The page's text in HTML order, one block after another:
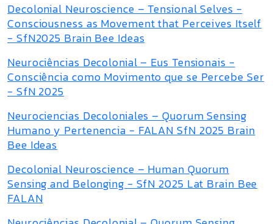
Decolonial Neuroscience – Tensional Selves -
Consciousness as Movement that Perceives Itself
- SfN2025 Brain Bee Ideas
Neurociências Decolonial – Eus Tensionais -
Consciência como Movimento que se Percebe Ser
- SfN 2025
Neurociencias Decoloniales – Quorum Sensing
Humano y Pertenencia - FALAN SfN 2025 Brain
Bee Ideas
Decolonial Neuroscience – Human Quorum
Sensing and Belonging - SfN 2025 Lat Brain Bee
FALAN